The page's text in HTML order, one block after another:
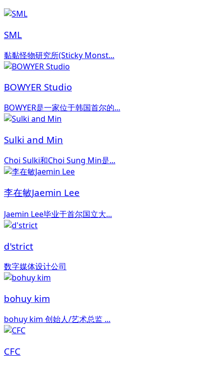
SML
黏黏怪物研究所(Sticky Monst...
BOWYER Studio
BOWYER是一家位于韩国首尔的...
Sulki and Min
Choi Sulki和Choi Sung Min是...
李在敏Jaemin Lee
Jaemin Lee毕业于首尔国立大...
d'strict
数字媒体设计公司
bohuy kim
bohuy kim 创始人/艺术总监 ...
CFC